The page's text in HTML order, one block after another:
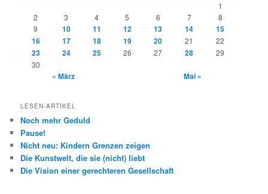
1
2
3 4 5 6 7
8
9
10 11 12 13 14
15
16
17 18 19 20 21 22
23 24 25 26 27 28
29
30
« März Mai »
LESEN-ARTIKEL
Noch mehr Geduld
Pause!
Nicht neu: Kindern Grenzen zeigen
Die Kunstwelt, die sie (nicht) liebt
Die Vision einer gerechteren Gesellschaft